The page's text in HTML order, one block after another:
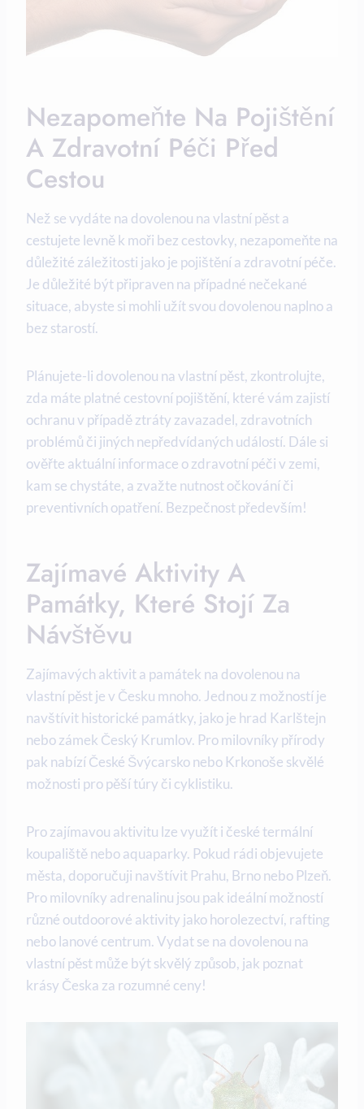
Nezapomeňte Na Pojištění
A Zdravotní Péči Před⁣
Cestou
Než se vydáte na⁤ dovolenou​ na vlastní pěst a
cestujete⁤ levně k ⁢moři ⁤bez cestovky, nezapomeňte na
důležité záležitosti jako je pojištění a​ zdravotní péče.
⁢Je ⁤důležité být připraven na případné nečekané
situace, abyste si mohli užít ‍svou⁢ dovolenou ⁢naplno a
bez starostí.
Plánujete-li dovolenou na vlastní pěst, zkontrolujte,
zda máte​ platné⁤ cestovní ⁢pojištění, které vám ⁤zajistí
⁣ochranu v případě ztráty zavazadel, zdravotních
problémů či⁤ jiných nepředvídaných událostí. Dále si
ověřte ⁣aktuální informace o zdravotní péči​ v zemi,
kam se chystáte, a zvažte nutnost očkování ​či​
preventivních opatření. Bezpečnost‍ především!
Zajímavé Aktivity ‌a
Památky, Které Stojí ‌za
Návštěvu
Zajímavých aktivit a památek⁣ na dovolenou na
vlastní pěst⁤ je v Česku mnoho. Jednou ⁣z⁤ možností je
navštívit historické památky,​ jako je hrad Karlštejn
nebo ⁣zámek Český ‍Krumlov. Pro milovníky ‍přírody
pak nabízí České Švýcarsko nebo Krkonoše⁢ skvělé‌
možnosti‍ pro pěší túry či cyklistiku.
Pro zajímavou aktivitu lze využít⁣ i české​ termální
koupaliště nebo⁢ aquaparky. Pokud rádi⁤ objevujete
města, doporučuji ⁢navštívit Prahu, Brno nebo Plzeň.
Pro milovníky⁢ adrenalinu jsou pak ideální ​možností
různé outdoorové aktivity jako horolezectví, ⁣rafting
nebo lanové ⁢centrum. Vydat​ se na dovolenou na
vlastní pěst​ může být‍ skvělý způsob, ⁤jak poznat
⁢krásy Česka za rozumné ⁣ceny!